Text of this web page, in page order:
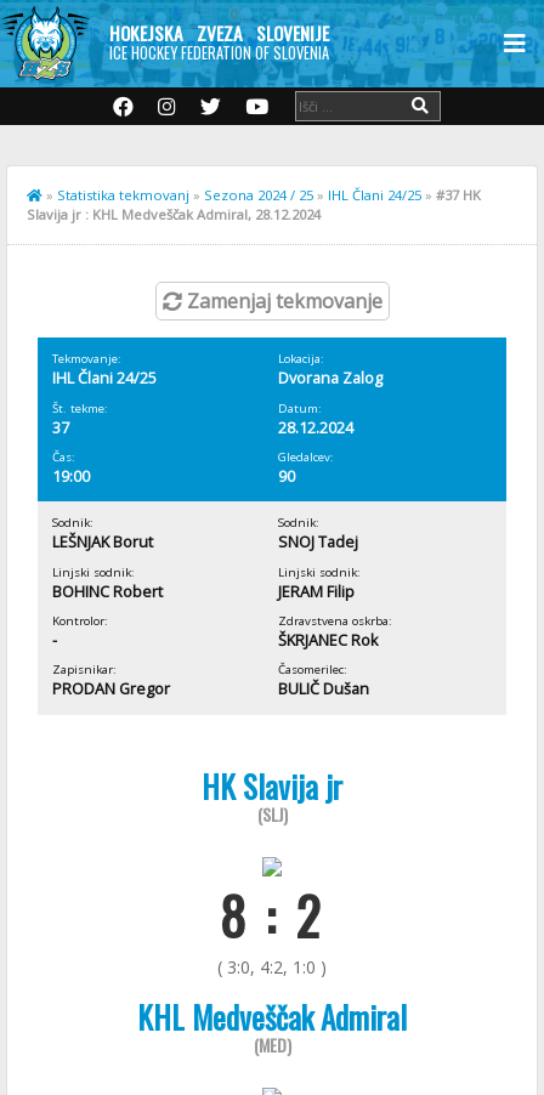
HOKEJSKA ZVEZA SLOVENIJE
ICE HOCKEY FEDERATION OF SLOVENIA
» Statistika tekmovanj » Sezona 2024 / 25 » IHL Člani 24/25 » #37 HK
Slavija jr : KHL Medveščak Admiral, 28.12.2024
Zamenjaj tekmovanje
Tekmovanje:
IHL Člani 24/25
Lokacija:
Dvorana Zalog
Št. tekme:
37
Datum:
28.12.2024
Čas:
19:00
Gledalcev:
90
Sodnik:
LEŠNJAK Borut
Sodnik:
SNOJ Tadej
Linjski sodnik:
BOHINC Robert
Linjski sodnik:
JERAM Filip
Kontrolor:
-
Zdravstvena oskrba:
ŠKRJANEC Rok
Zapisnikar:
PRODAN Gregor
Časomerilec:
BULIČ Dušan
HK Slavija jr
(SLJ)
8 : 2
( 3:0, 4:2, 1:0 )
KHL Medveščak Admiral
(MED)